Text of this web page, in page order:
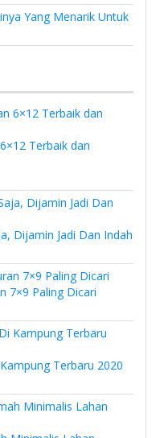
Yang Menarik Untuk
Terbaik dan
Dijamin Jadi Dan Indah
7×9 Paling Dicari
Terbaru 2020